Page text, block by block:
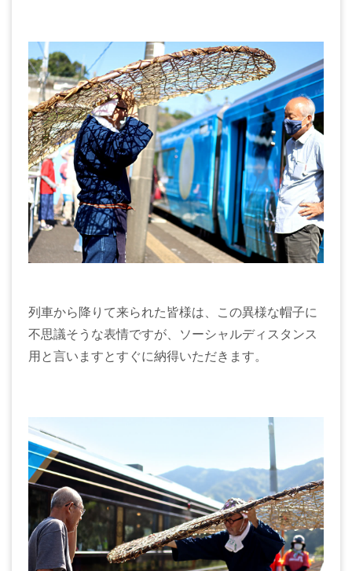
列車から降りて来られた皆様は、この異様な帽子に
不思議そうな表情ですが、ソーシャルディスタンス
用と言いますとすぐに納得いただきます。